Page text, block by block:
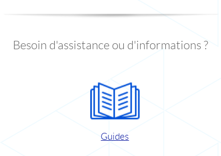
Besoin d'assistance ou d'informations ?
Guides